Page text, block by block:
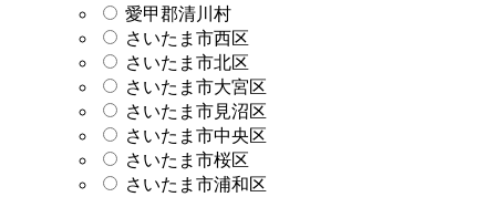
愛甲郡清川村
さいたま市西区
さいたま市北区
さいたま市大宮区
さいたま市見沼区
さいたま市中央区
さいたま市桜区
さいたま市浦和区